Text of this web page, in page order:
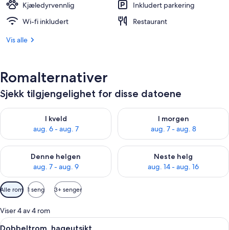
Utendørsbasseng
Kjæledyrvennlig
Inkludert parkering
Wi-fi inkludert
Restaurant
Vis alle
Romalternativer
Sjekk tilgjengelighet for disse datoene
I kveld
aug. 6 - aug. 7
Sjekk tilgjengelighet for i kveld, aug. 6 - aug. 7
I morgen
aug. 7 - aug. 8
Sjekk tilgjengelighet for i
Denne helgen
aug. 7 - aug. 9
Sjekk tilgjengelighet for denne helgen, aug. 7 - aug. 9
Neste helg
aug. 14 - aug. 16
Sjekk tilgjengelighet for neste
Tilgjengelige
filtre
for
rom
Alle rom 1 seng 3+ senger
Viser 4 av 4 rom
Åpne
Dobbeltrom, hageutsikt | Minibar,
4